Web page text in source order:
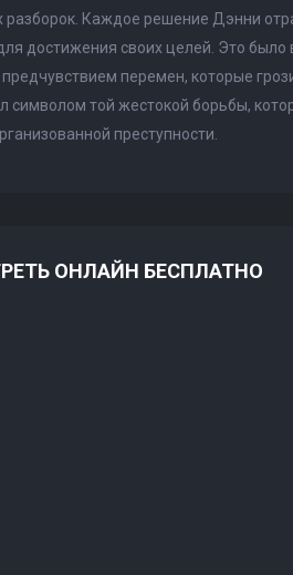
Каждое решение Дэнни
достижения своих целей. Это
перемен, которые
символом той жестокой борьбы,
преступности.
ОНЛАЙН БЕСПЛАТНО